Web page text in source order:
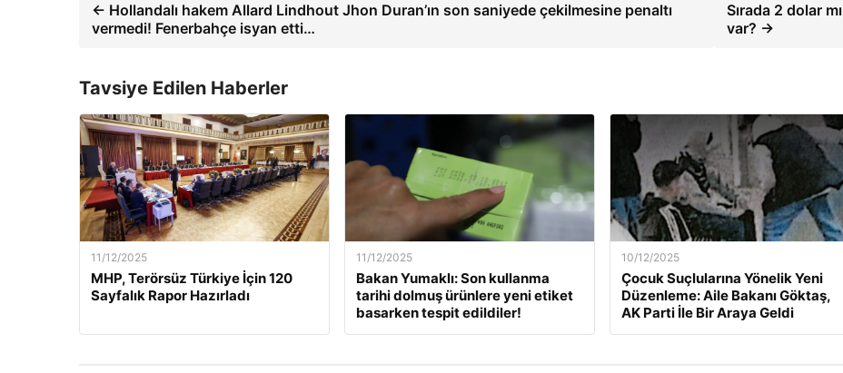
← Hollandalı hakem Allard Lindhout Jhon Duran’ın son saniyede çekilmesine penaltı
vermedi! Fenerbahçe isyan etti…
Sırada 2 dolar mı
var? →
Tavsiye Edilen Haberler
11/12/2025
MHP, Terörsüz Türkiye İçin 120
Sayfalık Rapor Hazırladı
11/12/2025
Bakan Yumaklı: Son kullanma
tarihi dolmuş ürünlere yeni etiket
basarken tespit edildiler!
10/12/2025
Çocuk Suçlularına Yönelik Yeni
Düzenleme: Aile Bakanı Göktaş,
AK Parti İle Bir Araya Geldi